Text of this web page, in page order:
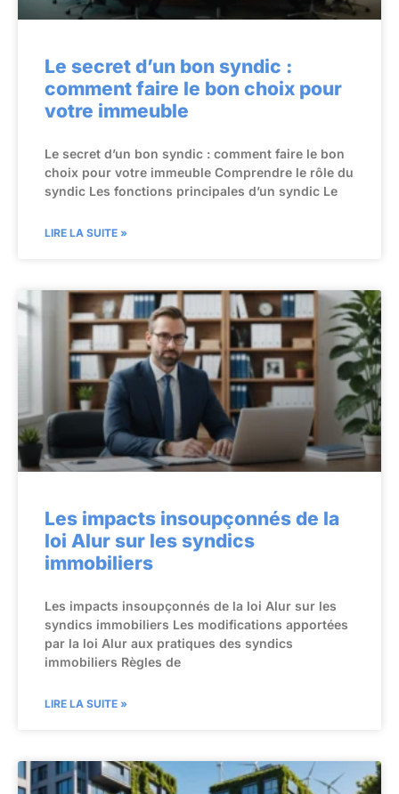
Le secret d’un bon syndic :
comment faire le bon choix pour
votre immeuble
Le secret d’un bon syndic : comment faire le bon
choix pour votre immeuble Comprendre le rôle du
syndic Les fonctions principales d’un syndic Le
LIRE LA SUITE »
Les impacts insoupçonnés de la
loi Alur sur les syndics
immobiliers
Les impacts insoupçonnés de la loi Alur sur les
syndics immobiliers Les modifications apportées
par la loi Alur aux pratiques des syndics
immobiliers Règles de
LIRE LA SUITE »